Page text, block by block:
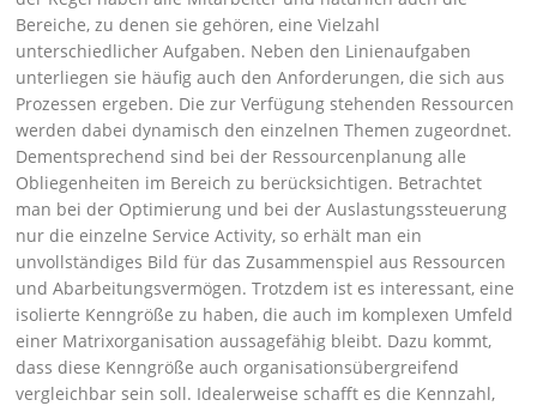
Bereiche, zu denen sie gehören, eine Vielzahl
unterschiedlicher Aufgaben. Neben den Linienaufgaben
unterliegen sie häufig auch den Anforderungen, die sich aus
Prozessen ergeben. Die zur Verfügung stehenden Ressourcen
werden dabei dynamisch den einzelnen Themen zugeordnet.
Dementsprechend sind bei der Ressourcenplanung alle
Obliegenheiten im Bereich zu berücksichtigen. Betrachtet
man bei der Optimierung und bei der Auslastungssteuerung
nur die einzelne Service Activity, so erhält man ein
unvollständiges Bild für das Zusammenspiel aus Ressourcen
und Abarbeitungsvermögen. Trotzdem ist es interessant, eine
isolierte Kenngröße zu haben, die auch im komplexen Umfeld
einer Matrixorganisation aussagefähig bleibt. Dazu kommt,
dass diese Kenngröße auch organisationsübergreifend
vergleichbar sein soll. Idealerweise schafft es die Kennzahl,